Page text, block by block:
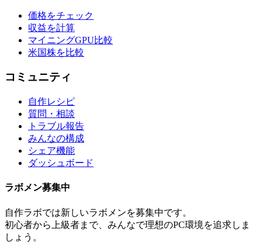
価格をチェック
収益を計算
マイニングGPU比較
米国株を比較
コミュニティ
自作レシピ
質問・相談
トラブル報告
みんなの構成
シェア機能
ダッシュボード
ラボメン募集中
自作ラボでは新しいラボメンを募集中です。
初心者から上級者まで、みんなで理想のPC環境を追求しま
しょう。